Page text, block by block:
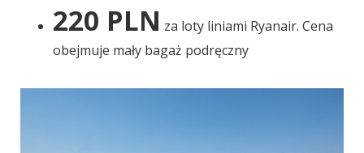
220 PLN za loty liniami Ryanair. Cena
obejmuje mały bagaż podręczny